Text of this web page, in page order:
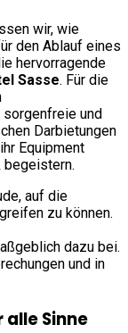
wir, wie
den Ablauf eines
hervorragende
Sasse. Für die
und
Darbietungen
Equipment
begeistern.
auf die
zu können.
dazu bei.
und in
alle Sinne